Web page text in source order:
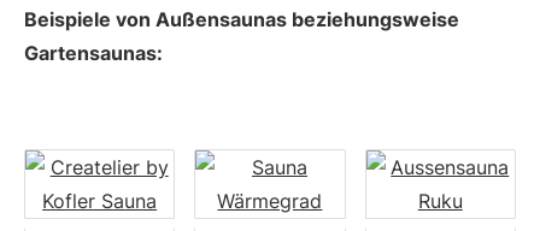
Beispiele von Außensaunas beziehungsweise
Gartensaunas: